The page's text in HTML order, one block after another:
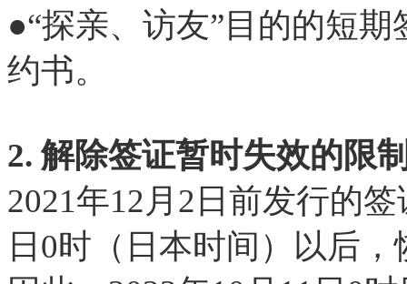
●“探亲、访友”目的的短
约书。
2. 解除签证暂时失效的限
2021年12月2日前发行的
日0时（日本时间）以后